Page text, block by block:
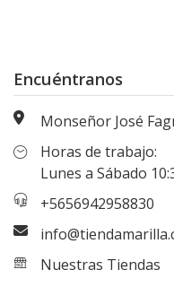
Encuéntranos
Monseñor José
Horas de trabajo:
Lunes a Sábado
+5656942958830
Nuestras Tiendas